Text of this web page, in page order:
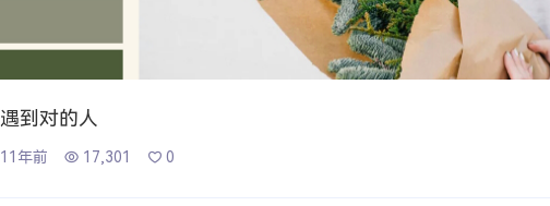
遇到对的人
11年前 17,301 0